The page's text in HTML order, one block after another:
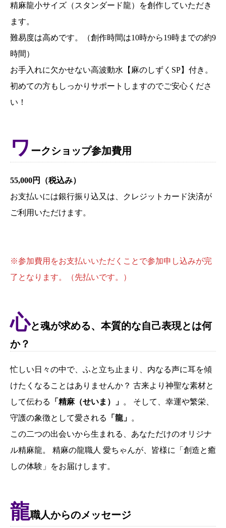
精麻龍小サイズ（スタンダード龍）を創作していただき
ます。
難易度は高めです。（創作時間は10時から19時までの約9
時間）
お手入れに欠かせない高波動水【麻のしずくSP】付き。
初めての方もしっかりサポートしますのでご安心くださ
い！
ワ ークショップ参加費用
55,000円（税込み）
お支払いには銀行振り込又は、クレジットカード決済が
ご利用いただけます。
※参加費用をお支払いいただくことで参加申し込みが完
了となります。（先払いです。）
心と魂が求める、本質的な自己表現とは何
か？
忙しい日々の中で、ふと立ち止まり、内なる声に耳を傾
けたくなることはありませんか？ 古来より神聖な素材と
して伝わる
「精麻（せいま）」 。 そして、幸運や繁栄、
守護の象徴として愛される
「龍」 。
この二つの出会いから生まれる、あなただけのオリジナ
ル精麻龍。 精麻の龍職人 愛ちゃんが、皆様に「創造と癒
しの体験」をお届けします。
龍職人からのメッセージ